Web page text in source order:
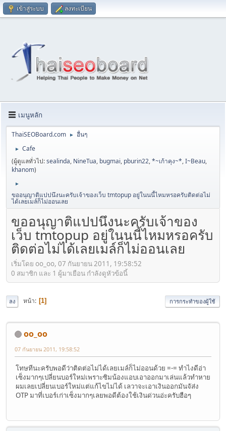
เข้าสู่ระบบ ลงทะเบียน
เมนูหลัก
ThaiSEOBoard.com ► อื่นๆ
►
Cafe
(ผู้ดูแลทั่วไป:sealinda, NineTua, bugmai, pburin22,*~เก้าคุง~*,I~Beau,
khanom)
►
ขออนุญาติแปปนึงนะครับเจ้าของเว็บ tmtopup อยู่ในนนี้ไหมหรอครับติดต่อไม่
ได้เลยเมล์ก็ไม่ออนเลย
ขออนุญาติแปปนึงนะครับเจ้าของ
เว็บ tmtopup อยู่ในนนี้ไหมหรอครับ
ติดต่อไม่ได้เลยเมล์ก็ไม่ออนเลย
เริ่มโดย oo_oo, 07 กันยายน 2011, 19:58:52
0 สมาชิก และ 1 ผู้มาเยือน กำลังดูหัวข้อนี้
ลง หน้า 1 การกระทำของผู้ใช้
oo_oo
07 กันยายน 2011, 19:58:52
โทษทีนะครับพอดีว่าติดต่อไม่ได้เลยเมล์ก็ไม่ออนด้วย =-= ทำไงดีอ่า
เซ็งมากๆเปลี่ยนบอร์ใหม่เพราะซิมน้องแอบเอาออกมาเล่นแล้วทำหาย
ผมเลยเปลี่ยนเบอร์ใหม่แต่แก้ไขไม่ได้ เลวาจะเอาเงินออกมันจัส่ง
OTP มาที่เบอร์เก่าเซ็งมากๆเลยพอดีต้องใช้เงินด่วนอ่ะครับฮือๆ